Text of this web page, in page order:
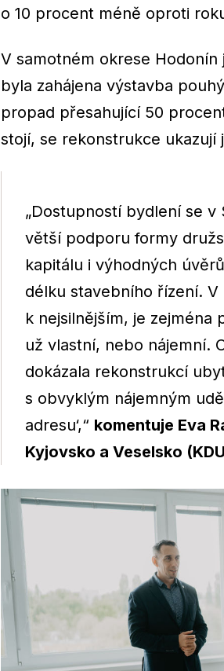
o 10 procent méně oproti
V samotném okrese
byla zahájena výstavba
propad přesahující 50
stojí, se rekonstrukce
„Dostupností bydlení se v
větší podporu formy
kapitálu i výhodných
délku stavebního řízení.
k nejsilnějším, je
už vlastní, nebo nájemní.
dokázala rekonstrukcí
s obvyklým nájemným
adresu‘,“ komentuje Eva
Kyjovsko a Veselsko